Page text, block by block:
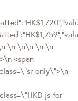
\n \n\n \n \n
<span
only\">\n
js-for-